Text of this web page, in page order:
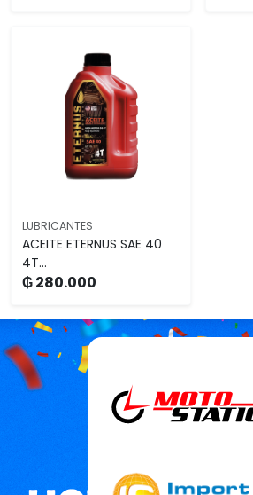
LUBRICANTES
ACEITE ETERNUS SAE 40
4T...
₲ 280.000